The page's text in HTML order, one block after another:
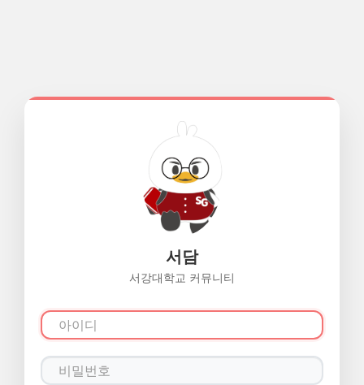
서담
서강대학교 커뮤니티